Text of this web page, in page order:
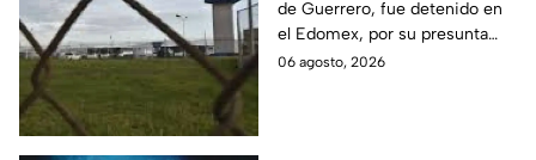
de Guerrero por caso
Ayotzinapa
de Guerrero, fue detenido en
el Edomex, por su presunta
participación en la
06 agosto, 2026